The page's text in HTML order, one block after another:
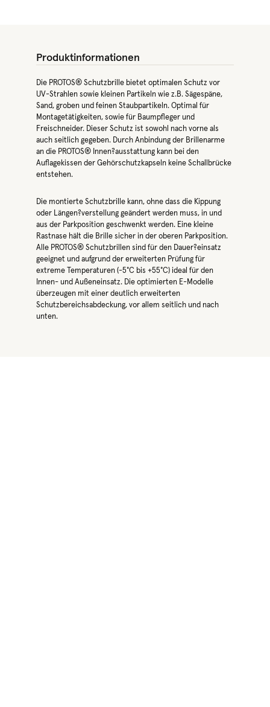
Produktinformationen
Die PROTOS® Schutzbrille bietet optimalen Schutz vor
UV-Strahlen sowie kleinen Partikeln wie z.B. Sägespäne,
Sand, groben und feinen Staubpartikeln. Optimal für
Montagetätigkeiten, sowie für Baumpfleger und
Freischneider. Dieser Schutz ist sowohl nach vorne als
auch seitlich gegeben. Durch Anbindung der Brillenarme
an die PROTOS® Innen?ausstattung kann bei den
Auflagekissen der Gehörschutzkapseln keine Schallbrücke
entstehen.
Die montierte Schutzbrille kann, ohne dass die Kippung
oder Längen?verstellung geändert werden muss, in und
aus der Parkposition geschwenkt werden. Eine kleine
Rastnase hält die Brille sicher in der oberen Parkposition.
Alle PROTOS® Schutzbrillen sind für den Dauer?einsatz
geeignet und aufgrund der erweiterten Prüfung für
extreme Temperaturen (-5°C bis +55°C) ideal für den
Innen- und Außeneinsatz. Die optimierten E-Modelle
überzeugen mit einer deutlich erweiterten
Schutzbereichsabdeckung, vor allem seitlich und nach
unten.